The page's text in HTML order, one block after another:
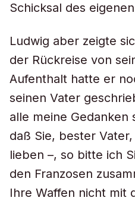
Schicksal des
Ludwig aber zeigte
der Rückreise von
Aufenthalt hatte er
seinen Vater
alle meine Gedanken
daß Sie, bester
lieben –, so bitte ich
den Franzosen
Ihre Waffen nicht mit